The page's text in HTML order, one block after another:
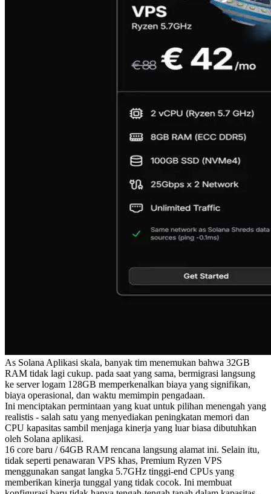
As Solana Aplikasi skala, banyak tim menemukan bahwa 32GB
RAM tidak lagi cukup. pada saat yang sama, bermigrasi langsung
ke server logam 128GB memperkenalkan biaya yang signifikan,
biaya operasional, dan waktu memimpin pengadaan.
Ini menciptakan permintaan yang kuat untuk pilihan menengah yang
realistis - salah satu yang menyediakan peningkatan memori dan
CPU kapasitas sambil menjaga kinerja yang luar biasa dibutuhkan
oleh Solana aplikasi.
16 core baru / 64GB RAM rencana langsung alamat ini. Selain itu,
tidak seperti penawaran VPS khas, Premium Ryzen VPS
menggunakan sangat langka 5.7GHz tinggi-end CPUs yang
memberikan kinerja tunggal yang tidak cocok. Ini membuat